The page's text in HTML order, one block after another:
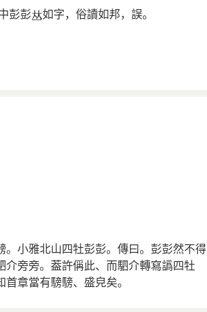
彭彭 如字，俗讀如邦，誤。
小雅北山四牡彭彭。傳曰。彭彭然不得
旁旁。葢許偁此、而駟介轉寫譌四牡
章當有騯騯、盛皃矣。